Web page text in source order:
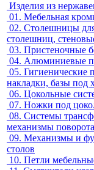
Изделия из
01. Мебельная
02. Столешницы
столешниц,
03. Пристеночные
04. Алюминиевые
05. Гигиенические
накладки, базы под
06. Цокольные
07. Ножки под
08. Системы
механизмы поворота
09. Механизмы и
столов
10. Петли